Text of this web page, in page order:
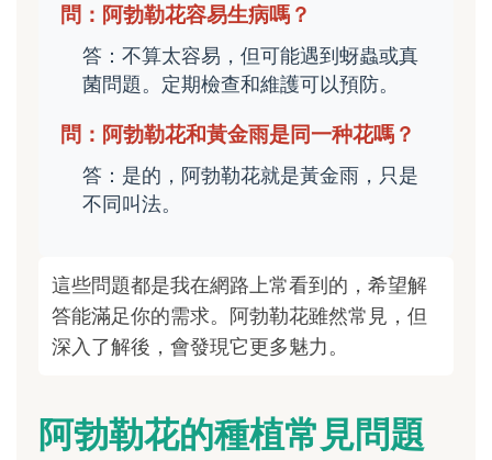
問：阿勃勒花容易生病嗎？
答：不算太容易，但可能遇到蚜蟲或真
菌問題。定期檢查和維護可以預防。
問：阿勃勒花和黃金雨是同一种花嗎？
答：是的，阿勃勒花就是黃金雨，只是
不同叫法。
這些問題都是我在網路上常看到的，希望解
答能滿足你的需求。阿勃勒花雖然常見，但
深入了解後，會發現它更多魅力。
阿勃勒花的種植常見問題